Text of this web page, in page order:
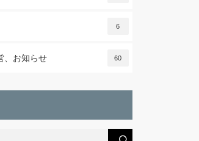
6
、お知らせ 60